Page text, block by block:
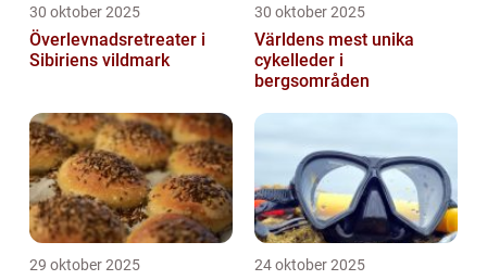
30 oktober 2025
Överlevnadsretreater i
Sibiriens vildmark
30 oktober 2025
Världens mest unika
cykelleder i
bergsområden
29 oktober 2025 24 oktober 2025